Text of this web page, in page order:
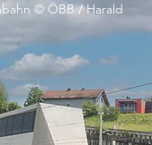
© ÖBB / Harald